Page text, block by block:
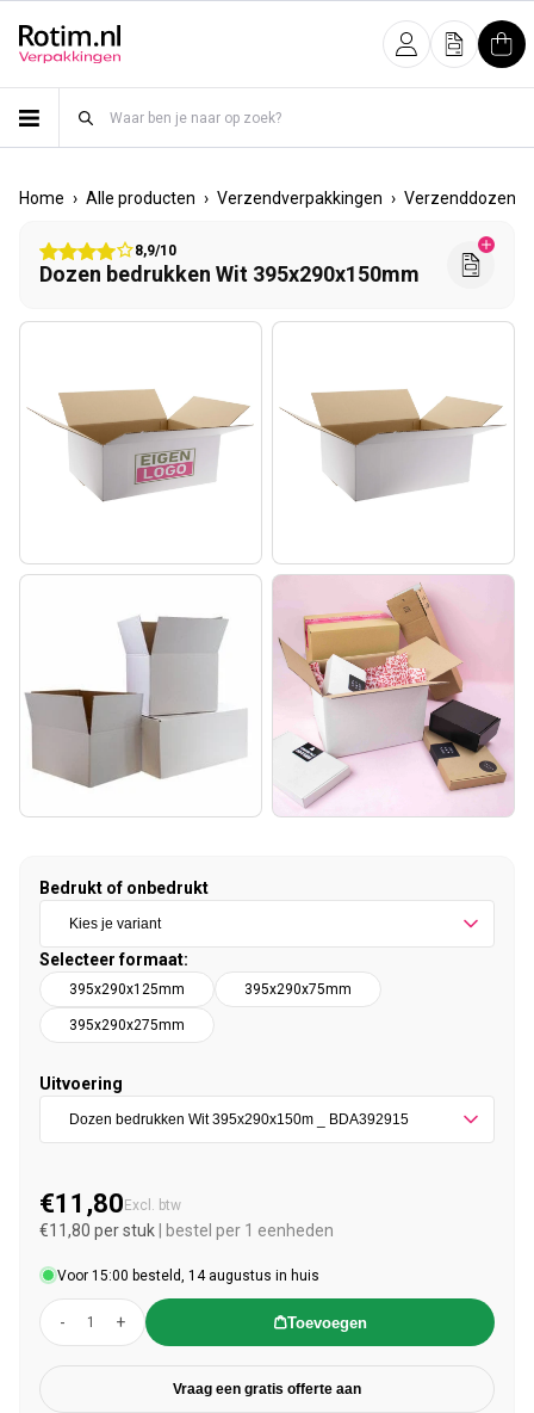
InloggenOfferte
Home › Alle producten › Verzendverpakkingen › Verzenddozen
8,9/10
Dozen bedrukken Wit 395x290x150mm
Bedrukt of onbedrukt
Selecteer formaat:
395x290x125mm 395x290x75mm
395x290x275mm
Uitvoering
Normale prijs
€11,80 Excl. btw
€11,80 per stuk | bestel per 1 eenheden
Voor 15:00 besteld, 14 augustus in huis
- + Toevoegen
Vraag een gratis offerte aan